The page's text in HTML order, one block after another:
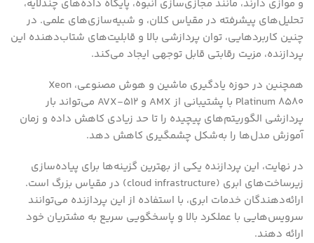
و موازی دارند، مانند مجازی‌سازی انبوه، پایگاه‌ داده‌های چندلایه،
تحلیل‌های پیشرفته در مقیاس کلان، و شبیه‌سازی‌های علمی. در
چنین کاربردهایی، توان پردازشی بالا و قابلیت‌های شتاب‌دهنده این
پردازنده، مزیت رقابتی قابل توجهی ایجاد می‌کند.
همچنین در حوزه یادگیری ماشین و هوش مصنوعی، Xeon
Platinum 8580 با پشتیبانی از AMX و AVX-512 می‌تواند بار
پردازشی الگوریتم‌های پیچیده را تا حد زیادی کاهش داده و زمان
آموزش مدل‌ها را به‌شکل چشمگیری کاهش دهد.
در نهایت، این پردازنده یکی از بهترین گزینه‌ها برای پیاده‌سازی
زیرساخت‌های ابری (cloud infrastructure) در مقیاس بزرگ است.
ارائه‌دهندگان خدمات ابری، با استفاده از این پردازنده می‌توانند
سرویس‌هایی با عملکرد بالا و پاسخگویی سریع به مشتریان خود
ارائه دهند.